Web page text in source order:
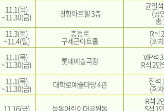
11.1(목)
~11.30(금) 경향아트힐 3층
균일
(공
총
11.3(토)
~11.4(일)
충정로
구세군아트홀
R석
(회
11.1(목)
~11.30(금) 롯데예술극장 VIP석
R석 2
11.1(목)
~11.30(금) 대학로예술마당 4관 전석
(회
11.16(금) 능동어린이대공원돔
R석 2
S석 1